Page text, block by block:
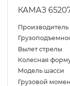
КАМАЗ
Вылет стрелы
Колесная
Модель шасси
Грузовой